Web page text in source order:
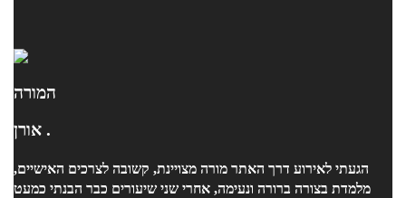
המורה
אורן .
הגעתי לאירוע דרך האתר מורה מצויינת, קשובה לצרכים האישיים,
מלמדת בצורה ברורה ונעימה, אחרי שני שיעורים כבר הבנתי כמעט